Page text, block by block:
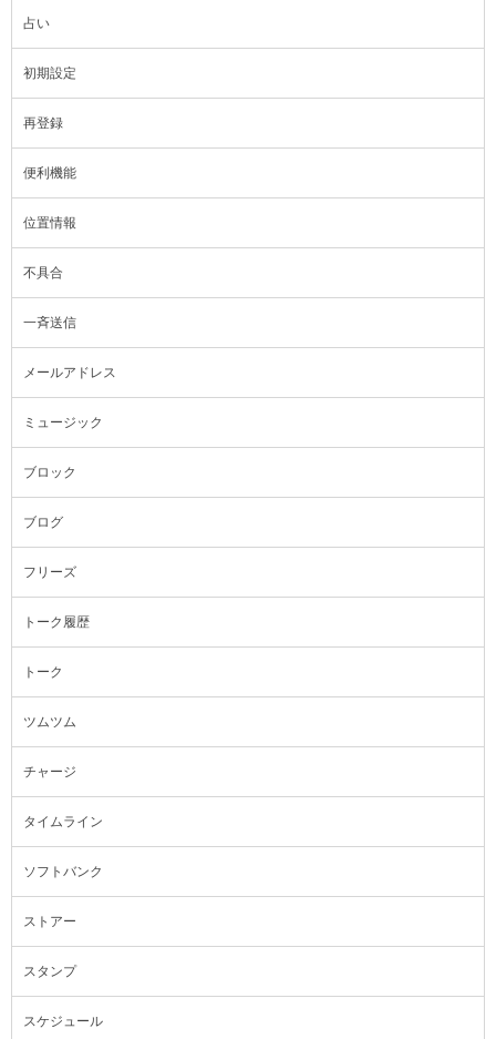
占い
初期設定
再登録
便利機能
位置情報
不具合
一斉送信
メールアドレス
ミュージック
ブロック
ブログ
フリーズ
トーク履歴
トーク
ツムツム
チャージ
タイムライン
ソフトバンク
ストアー
スタンプ
スケジュール